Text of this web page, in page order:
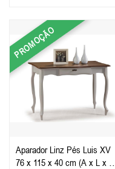
PROMOÇÃO
Aparador Linz Pés Luis XV
76 x 115 x 40 cm (A x L x P)